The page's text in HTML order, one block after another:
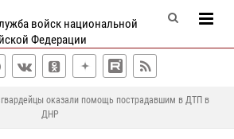
войск национальной
Федерации
оказали помощь пострадавшим в ДТП в
ДНР